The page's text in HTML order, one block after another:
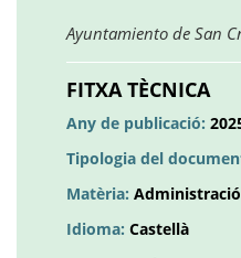
Ayuntamiento de San
FITXA TÈCNICA
Any de publicació:
Tipologia del
Matèria: Administració
Idioma: Castellà